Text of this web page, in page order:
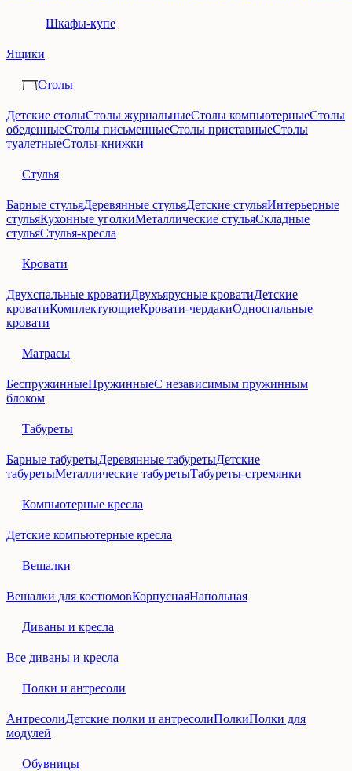
Шкафы-купе
Ящики
Столы
Детские столыСтолы журнальныеСтолы компьютерныеСтолы
обеденныеСтолы письменныеСтолы приставныеСтолы
туалетныеСтолы-книжки
Стулья
Барные стульяДеревянные стульяДетские стульяИнтерьерные
стульяКухонные уголкиМеталлические стульяСкладные
стульяСтулья-кресла
Кровати
Двухспальные кроватиДвухъярусные кроватиДетские
кроватиКомплектующиеКровати-чердакиОдноспальные
кровати
Матрасы
БеспружинныеПружинныеС независимым пружинным
блоком
Табуреты
Барные табуретыДеревянные табуретыДетские
табуретыМеталлические табуретыТабуреты-стремянки
Компьютерные кресла
Детские компьютерные кресла
Вешалки
Вешалки для костюмовКорпуснаяНапольная
Диваны и кресла
Все диваны и кресла
Полки и антресоли
АнтресолиДетские полки и антресолиПолкиПолки для
модулей
Обувницы